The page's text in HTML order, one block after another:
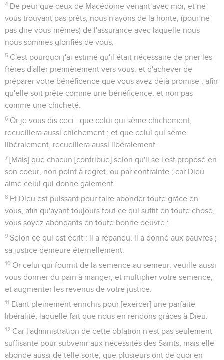
4 De peur que ceux de Macédoine venant avec moi, et ne
vous trouvant pas prêts, nous n'ayons de la honte, (pour ne
pas dire vous-mêmes) de l'assurance avec laquelle nous
nous sommes glorifiés de vous.
5 C'est pourquoi j'ai estimé qu'il était nécessaire de prier les
frères d'aller premièrement vers vous, et d'achever de
préparer votre bénéficence que vous avez déjà promise ; afin
qu'elle soit prête comme une bénéficence, et non pas
comme une chicheté.
6 Or je vous dis ceci : que celui qui sème chichement,
recueillera aussi chichement ; et que celui qui sème
libéralement, recueillera aussi libéralement.
7 [Mais] que chacun [contribue] selon qu'il se l'est proposé en
son coeur, non point à regret, ou par contrainte ; car Dieu
aime celui qui donne gaiement.
8 Et Dieu est puissant pour faire abonder toute grâce en
vous, afin qu'ayant toujours tout ce qui suffit en toute chose,
vous soyez abondants en toute bonne oeuvre :
9 Selon ce qui est écrit : il a répandu, il a donné aux pauvres ;
sa justice demeure éternellement.
10 Or celui qui fournit de la semence au semeur, veuille aussi
vous donner du pain à manger, et multiplier votre semence,
et augmenter les revenus de votre justice.
11 Etant pleinement enrichis pour [exercer] une parfaite
libéralité, laquelle fait que nous en rendons grâces à Dieu.
12 Car l'administration de cette oblation n'est pas seulement
suffisante pour subvenir aux nécessités des Saints, mais elle
abonde aussi de telle sorte, que plusieurs ont de quoi en